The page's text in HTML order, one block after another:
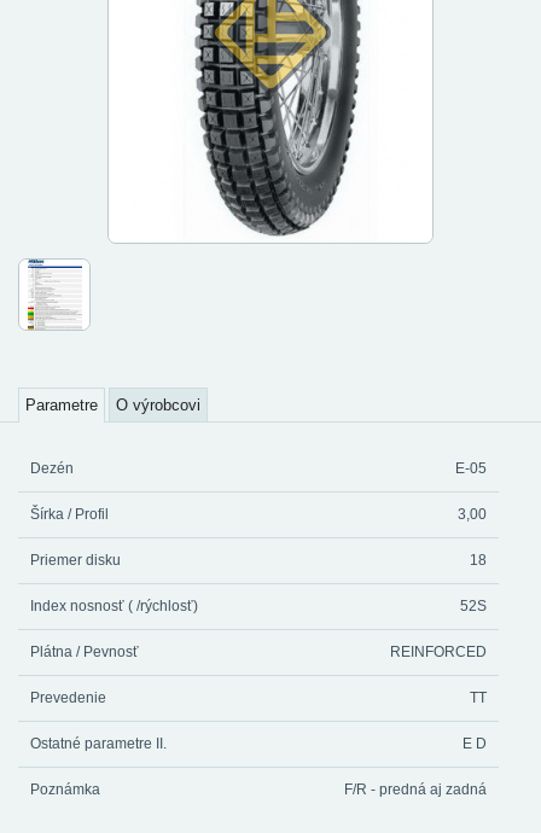
Parametre O výrobcovi
Dezén E-05
Šírka / Profil 3,00
Priemer disku 18
Index nosnosť ( /rýchlosť) 52S
Plátna / Pevnosť REINFORCED
Prevedenie TT
Ostatné parametre II. E D
Poznámka F/R - predná aj zadná